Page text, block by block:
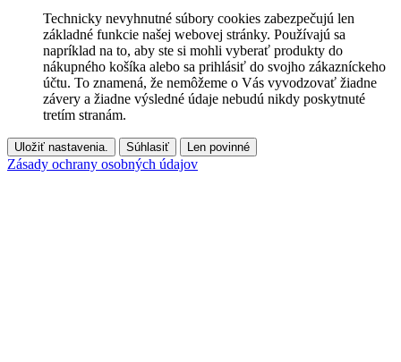
Technicky nevyhnutné súbory cookies zabezpečujú len
základné funkcie našej webovej stránky. Používajú sa
napríklad na to, aby ste si mohli vyberať produkty do
nákupného košíka alebo sa prihlásiť do svojho zákazníckeho
účtu. To znamená, že nemôžeme o Vás vyvodzovať žiadne
závery a žiadne výsledné údaje nebudú nikdy poskytnuté
tretím stranám.
Uložiť nastavenia. Súhlasiť Len povinné
Zásady ochrany osobných údajov